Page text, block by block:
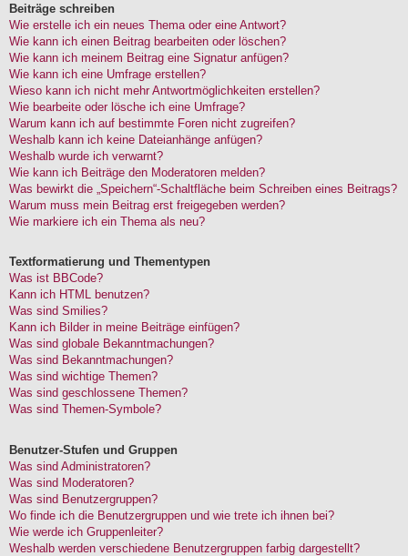
Beiträge schreiben
Wie erstelle ich ein neues Thema oder eine Antwort?
Wie kann ich einen Beitrag bearbeiten oder löschen?
Wie kann ich meinem Beitrag eine Signatur anfügen?
Wie kann ich eine Umfrage erstellen?
Wieso kann ich nicht mehr Antwortmöglichkeiten erstellen?
Wie bearbeite oder lösche ich eine Umfrage?
Warum kann ich auf bestimmte Foren nicht zugreifen?
Weshalb kann ich keine Dateianhänge anfügen?
Weshalb wurde ich verwarnt?
Wie kann ich Beiträge den Moderatoren melden?
Was bewirkt die „Speichern“-Schaltfläche beim Schreiben eines Beitrags?
Warum muss mein Beitrag erst freigegeben werden?
Wie markiere ich ein Thema als neu?
Textformatierung und Thementypen
Was ist BBCode?
Kann ich HTML benutzen?
Was sind Smilies?
Kann ich Bilder in meine Beiträge einfügen?
Was sind globale Bekanntmachungen?
Was sind Bekanntmachungen?
Was sind wichtige Themen?
Was sind geschlossene Themen?
Was sind Themen-Symbole?
Benutzer-Stufen und Gruppen
Was sind Administratoren?
Was sind Moderatoren?
Was sind Benutzergruppen?
Wo finde ich die Benutzergruppen und wie trete ich ihnen bei?
Wie werde ich Gruppenleiter?
Weshalb werden verschiedene Benutzergruppen farbig dargestellt?